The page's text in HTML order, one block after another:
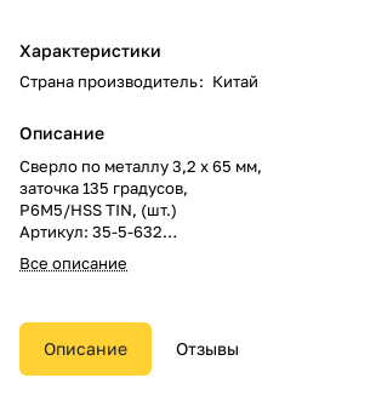
Характеристики
Страна производитель: Китай
Описание
Сверло по металлу 3,2 x 65 мм,
заточка 135 градусов,
Р6М5/HSS TIN, (шт.)
Артикул: 35-5-632
Торговая марка: РемоКолор
professional
В коробке: 500 шт.
Размеры: 0.12м x 0.04м x 0.01м
Вес: 0.01кг
Все описание
Описание Отзывы